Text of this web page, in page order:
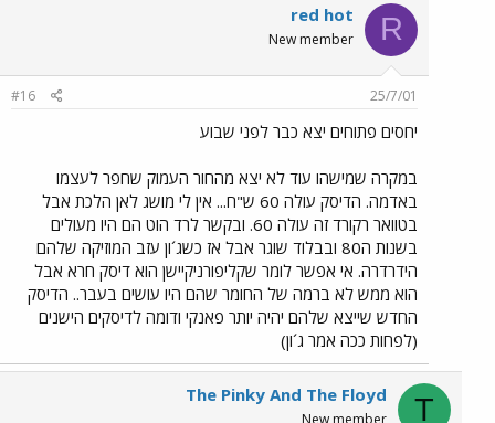
R
red hot
New member
25/7/01
#16
יחסים פתוחים יצא כבר לפני שבוע
במקרה שמישהו עוד לא יצא מהחור העמוק שחפר לעצמו
באדמה. הדיסק עולה 60 ש"ח... אין לי מושג לאן הלכת אבל
בטוואר רקורד זה עולה 60. ובקשר לרד הוט הם היו מעולים
בשנות ה80 ובבלוד שוגר אבל אז כשג´ון עזב המוזיקה שלהם
הידרדרה. אי אפשר לומר שקליפורניקיישן הוא דיסק חרא אבל
הוא ממש לא ברמה של החומר שהם היו עושים בעבר.. הדיסק
החדש שייצא שלהם יהיה יותר פאנקי ודומה לדיסקים הישנים
(לפחות ככה אמר ג´ון)
T
The Pinky And The Floyd
New member